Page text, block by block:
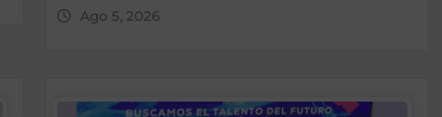
Ago 5, 2026